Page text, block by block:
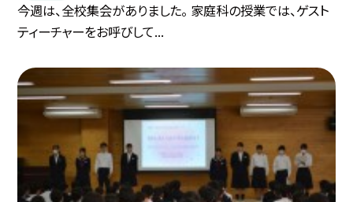
今週は、全校集会がありました。 家庭科の授業では、ゲスト
ティーチャーをお呼びして...